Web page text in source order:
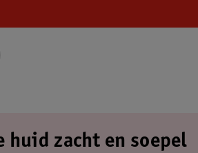
huid zacht en soepel